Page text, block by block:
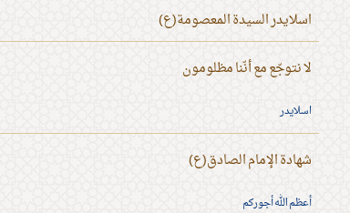
اسلايدر السيدة المعصومة(ع)
لا نتوجّع مع أنّنا مظلومون
اسلايدر
شهادة الإمام الصادق(ع)
أعظم الله أجوركم